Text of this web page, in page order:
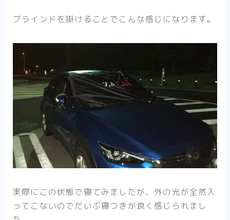
ブラインドを掛けることでこんな感じになります。
実際にこの状態で寝てみましたが、外の光が全然入
ってこないのでだいぶ寝つきが良く感じられまし